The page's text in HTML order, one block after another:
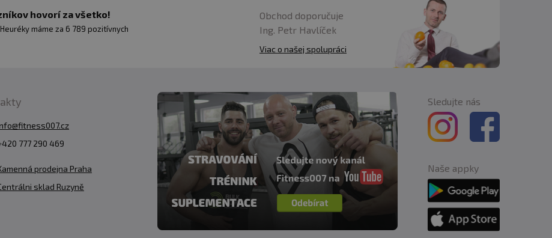
hovorí za všetko!
máme za 6 789 pozitívnych
Obchod doporučuje
Ing. Petr Havlíček
Viac o našej spolupráci
777 290 469
prodejna Praha
sklad Ruzyně
Sledujte nás
Naše appky